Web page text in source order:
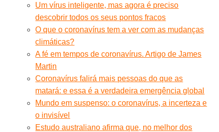
Um vírus inteligente, mas agora é preciso
descobrir todos os seus pontos fracos
O que o coronavírus tem a ver com as mudanças
climáticas?
A fé em tempos de coronavírus. Artigo de James
Martin
Coronavírus falirá mais pessoas do que as
matará: e essa é a verdadeira emergência global
Mundo em suspenso: o coronavírus, a incerteza e
o invisível
Estudo australiano afirma que, no melhor dos